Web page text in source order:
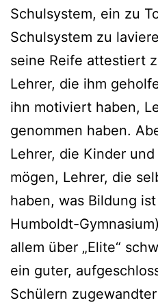
Schulsystem, ein zu
Schulsystem zu
seine Reife attestiert
Lehrer, die ihm
ihn motiviert haben,
genommen haben.
Lehrer, die Kinder
mögen, Lehrer, die
haben, was Bildung
Humboldt-
allem über „Elite“
ein guter,
Schülern